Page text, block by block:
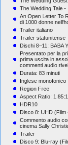
The Wedding Tale
An Open Letter To
di 1000 donne
Trailer italiano
Trailer statunitense
Dischi 8–11: BABA
Presentato per la
prima uscita in
commenti audio
Durata: 83 minuti
Inglese monofonico
Region Free
Aspect Ratio: 1.85:1
HDR10
Disco 8: UHD (Film
Commento audio
cinema Sally
Trailer
Disco 9: Blu-ray